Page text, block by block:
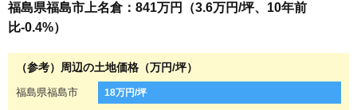
福島県福島市上名倉：841万円（3.6万円/坪、10年前
比-0.4%）
（参考）周辺の土地価格（万円/坪）
福島県福島市 18万円/坪